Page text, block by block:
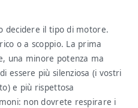
decidere il tipo di motore.
o a scoppio. La prima
una minore potenza ma
essere più silenziosa (i vostri
e più rispettosa
non dovrete respirare i